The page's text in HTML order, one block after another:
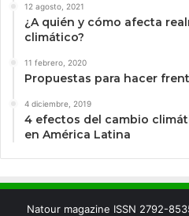
12 agosto, 2021
¿A quién y cómo afecta
climático?
11 febrero, 2020
Propuestas para hacer
4 diciembre, 2019
4 efectos del cambio
en América Latina
Natour magazine ISSN 2792-